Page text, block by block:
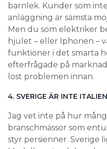
barnlek. Kunder som
anläggning är sämsta
Men du som elektriker
hjulet – eller Iphonen –
funktioner i det smarta
efterfrågade på
löst problemen innan.
4. SVERIGE ÄR INTE ITALIEN
Jag vet inte på hur
branschmässor som
styr persienner. Sverige